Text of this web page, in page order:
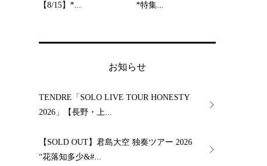
【8/15】*...
*特集...
お知らせ
TENDRE「SOLO LIVE TOUR HONESTY
2026」【長野・上...
【SOLD OUT】君島大空 独奏ツアー 2026
“花落知多少&#...